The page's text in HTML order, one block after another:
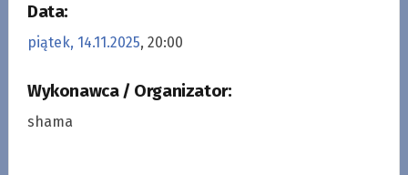
Data:
piątek, 14.11.2025, 20:00
Wykonawca / Organizator:
shama